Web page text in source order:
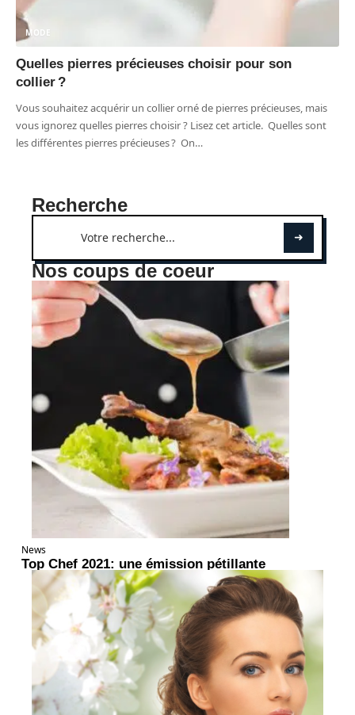
MODE
Quelles pierres précieuses choisir pour son
collier ?
Vous souhaitez acquérir un collier orné de pierres précieuses, mais
vous ignorez quelles pierres choisir ? Lisez cet article. Quelles sont
les différentes pierres précieuses ? On…
Recherche
Nos coups de coeur
News
Top Chef 2021: une émission pétillante